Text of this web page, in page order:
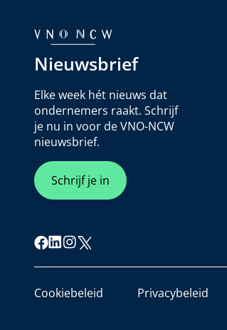
Nieuwsbrief
Elke week hét nieuws dat
ondernemers raakt. Schrijf
je nu in voor de VNO-NCW
nieuwsbrief.
Schrijf je in
Cookiebeleid Privacybeleid